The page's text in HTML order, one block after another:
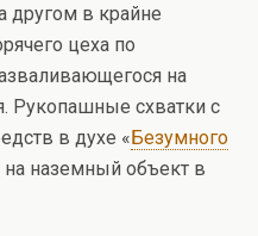
другом в крайне
цеха по
на
Рукопашные схватки с
в духе «Безумного
наземный объект в